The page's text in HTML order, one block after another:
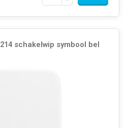
schakelwip symbool bel